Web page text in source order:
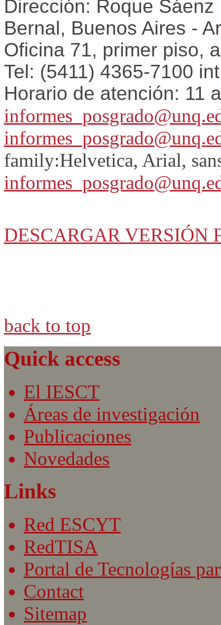
Dirección: Roque
Bernal, Buenos Aires -
Oficina 71, primer piso,
Tel: (5411) 4365-7100
Horario de atención: 11
family:Helvetica, Arial,
DESCARGAR VERSIÓN
back to top
Quick access
El IESCT
Áreas de investigación
Publicaciones
Novedades
Links
Red ESCYT
RedTISA
Portal de Tecnologías
Contact
Sitemap